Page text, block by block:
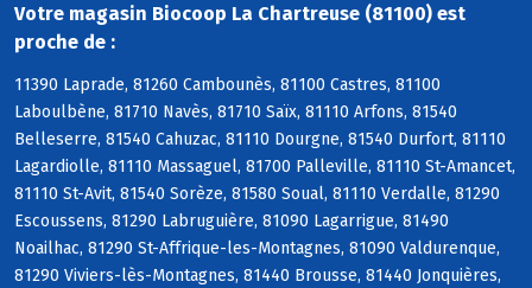
Votre magasin Biocoop La Chartreuse (81100) est
proche de :
11390 Laprade, 81260 Cambounès, 81100 Castres, 81100
Laboulbène, 81710 Navès, 81710 Saïx, 81110 Arfons, 81540
Belleserre, 81540 Cahuzac, 81110 Dourgne, 81540 Durfort, 81110
Lagardiolle, 81110 Massaguel, 81700 Palleville, 81110 St-Amancet,
81110 St-Avit, 81540 Sorèze, 81580 Soual, 81110 Verdalle, 81290
Escoussens, 81290 Labruguière, 81090 Lagarrigue, 81490
Noailhac, 81290 St-Affrique-les-Montagnes, 81090 Valdurenque,
81290 Viviers-lès-Montagnes, 81440 Brousse, 81440 Jonquières,